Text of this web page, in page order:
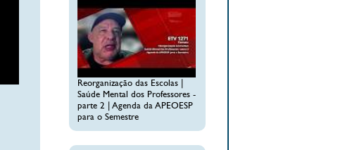
Reorganização das Escolas |
Saúde Mental dos Professores -
parte 2 | Agenda da APEOESP
para o Semestre